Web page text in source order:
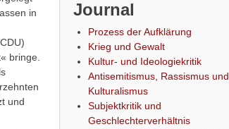
in
bringe.
und
Journal
Prozess der Aufklärung
Krieg und Gewalt
Kultur- und Ideologiekritik
Antisemitismus, Rassismus und
Kulturalismus
Subjektkritik und
Geschlechterverhältnis